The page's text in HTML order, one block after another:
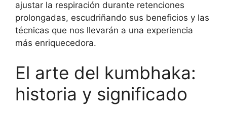
ajustar la respiración durante retenciones
prolongadas, escudriñando sus beneficios y las
técnicas que nos llevarán a una experiencia
más enriquecedora.
El arte del kumbhaka:
historia y significado